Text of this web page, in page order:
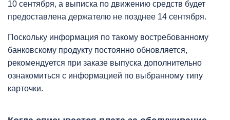
10 сентября, а выписка по движению средств будет
предоставлена держателю не позднее 14 сентября.
Поскольку информация по такому востребованному
банковскому продукту постоянно обновляется,
рекомендуется при заказе выпуска дополнительно
ознакомиться с информацией по выбранному типу
карточки.